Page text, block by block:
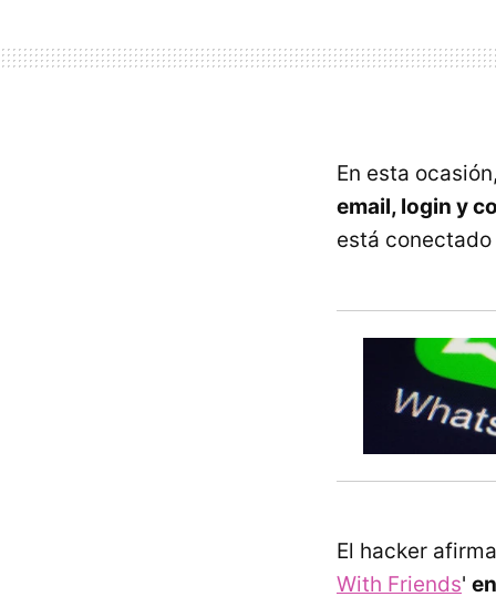
En esta
email, login y
está
El hacker
With Friends'